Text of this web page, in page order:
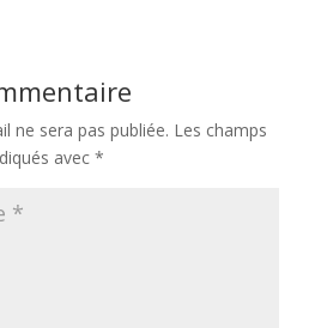
ne sera pas publiée. Les champs
avec *